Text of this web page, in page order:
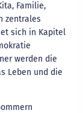
Familie,
zentrales
sich in Kapitel
werden die
Leben und die